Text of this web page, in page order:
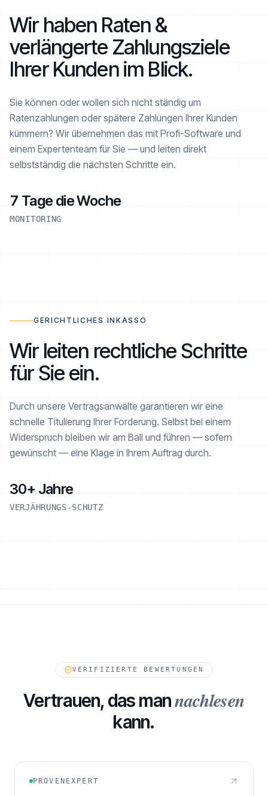
Wir haben Raten &
verlängerte Zahlungsziele
Ihrer Kunden im Blick.
Sie können oder wollen sich nicht ständig um
Ratenzahlungen oder spätere Zahlungen Ihrer Kunden
kümmern? Wir übernehmen das mit Profi-Software und
einem Expertenteam für Sie — und leiten direkt
selbstständig die nächsten Schritte ein.
7 Tage die Woche
MONITORING
Realisiert
GERICHTLICHES INKASSO
Wir leiten rechtliche Schritte
für Sie ein.
Durch unsere Vertragsanwälte garantieren wir eine
schnelle Titulierung Ihrer Forderung. Selbst bei einem
Widerspruch bleiben wir am Ball und führen — sofern
gewünscht — eine Klage in Ihrem Auftrag durch.
30+ Jahre
VERJÄHRUNGS-SCHUTZ
FORDERUNGEN IN WARTESTELLUNG
VERIFIZIERTE BEWERTUNGEN
Vertrauen, das mannachlesen
kann.
PROVENEXPERT